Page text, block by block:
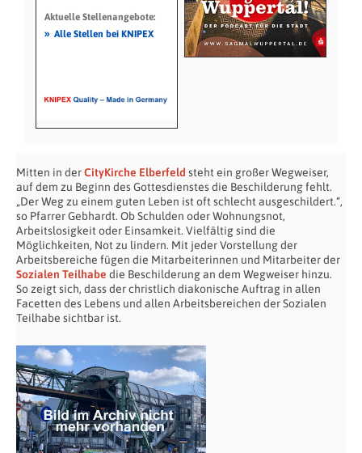
Aktuelle Stellenangebote:
» Alle Stellen bei KNIPEX
Mitten in derCityKirche Elberfeld steht ein großer Wegweiser,
auf dem zu Beginn des Gottesdienstes die Beschilderung fehlt.
„Der Weg zu einem guten Leben ist oft schlecht ausgeschildert.“,
so Pfarrer Gebhardt. Ob Schulden oder Wohnungsnot,
Arbeitslosigkeit oder Einsamkeit. Vielfältig sind die
Möglichkeiten, Not zu lindern. Mit jeder Vorstellung der
Arbeitsbereiche fügen die Mitarbeiterinnen und Mitarbeiter der
Sozialen Teilhabe die Beschilderung an dem Wegweiser hinzu.
So zeigt sich, dass der christlich diakonische Auftrag in allen
Facetten des Lebens und allen Arbeitsbereichen der Sozialen
Teilhabe sichtbar ist.